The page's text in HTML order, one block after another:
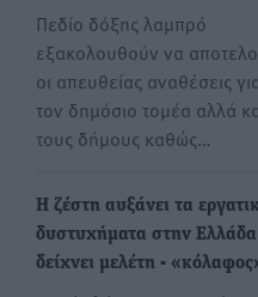
Πεδίο δόξης λαμπρό
εξακολουθούν να
οι απευθείας αναθέσεις
τον δημόσιο τομέα αλλά
τους δήμους καθώς…
Η ζέστη αυξάνει τα
δυστυχήματα στην
δείχνει μελέτη -